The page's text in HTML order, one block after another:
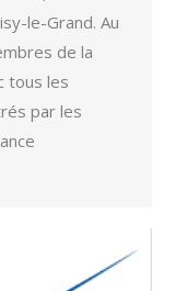
le-Grand. Au
de la
tous les
par les